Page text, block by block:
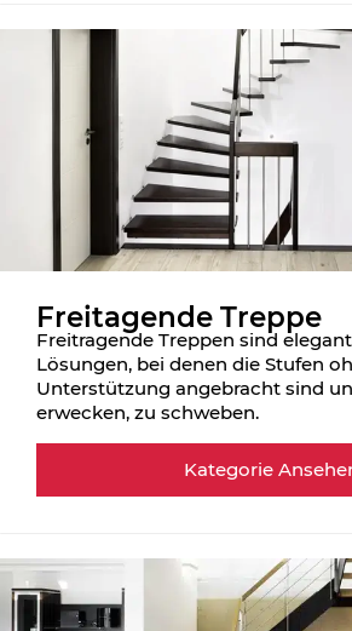
Freitagende Treppe
Freitragende Treppen sind
Lösungen, bei denen die Stufen
Unterstützung angebracht sind
erwecken, zu schweben.
Kategorie